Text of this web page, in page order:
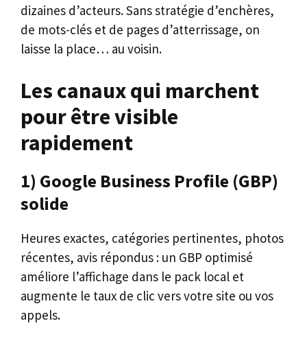
dizaines d’acteurs. Sans stratégie d’enchères,
de mots-clés et de pages d’atterrissage, on
laisse la place… au voisin.
Les canaux qui marchent
pour être visible
rapidement
1) Google Business Profile (GBP)
solide
Heures exactes, catégories pertinentes, photos
récentes, avis répondus : un GBP optimisé
améliore l’affichage dans le pack local et
augmente le taux de clic vers votre site ou vos
appels.